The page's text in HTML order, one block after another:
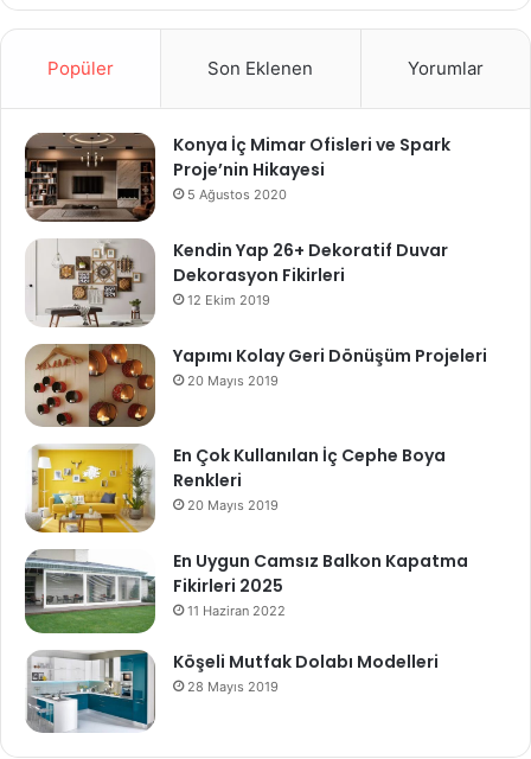
Popüler Son Eklenen Yorumlar
Konya İç Mimar Ofisleri ve Spark
Proje’nin Hikayesi
5 Ağustos 2020
Kendin Yap 26+ Dekoratif Duvar
Dekorasyon Fikirleri
12 Ekim 2019
Yapımı Kolay Geri Dönüşüm Projeleri
20 Mayıs 2019
En Çok Kullanılan İç Cephe Boya
Renkleri
20 Mayıs 2019
En Uygun Camsız Balkon Kapatma
Fikirleri 2025
11 Haziran 2022
Köşeli Mutfak Dolabı Modelleri
28 Mayıs 2019